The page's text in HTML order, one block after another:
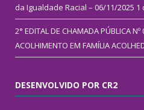
da Igualdade Racial – 06/11/2025 1
2° EDITAL DE CHAMADA PÚBLICA
ACOLHIMENTO EM FAMÍLIA
DESENVOLVIDO POR CR2